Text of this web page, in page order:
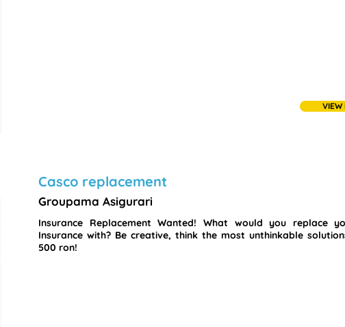
VIEW
Casco replacement
Groupama Asigurari
Insurance Replacement Wanted! What would you replace
Insurance with? Be creative, think the most unthinkable
500 ron!